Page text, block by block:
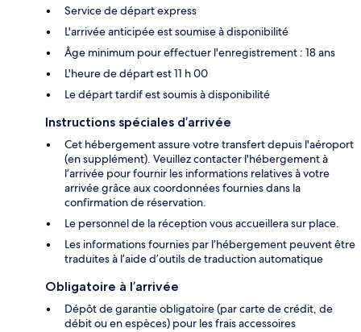
Service de départ express
L'arrivée anticipée est soumise à disponibilité
Âge minimum pour effectuer l'enregistrement : 18 ans
L'heure de départ est 11 h 00
Le départ tardif est soumis à disponibilité
Instructions spéciales d’arrivée
Cet hébergement assure votre transfert depuis l'aéroport
(en supplément). Veuillez contacter l'hébergement à
l’arrivée pour fournir les informations relatives à votre
arrivée grâce aux coordonnées fournies dans la
confirmation de réservation.
Le personnel de la réception vous accueillera sur place.
Les informations fournies par l’hébergement peuvent être
traduites à l’aide d’outils de traduction automatique
Obligatoire à l’arrivée
Dépôt de garantie obligatoire (par carte de crédit, de
débit ou en espèces) pour les frais accessoires